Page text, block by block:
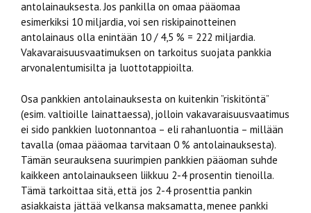
antolainauksesta. Jos pankilla on omaa pääomaa
esimerkiksi 10 miljardia, voi sen riskipainotteinen
antolainaus olla enintään 10 / 4,5 % = 222 miljardia.
Vakavaraisuusvaatimuksen on tarkoitus suojata pankkia
arvonalentumisilta ja luottotappioilta.
Osa pankkien antolainauksesta on kuitenkin ”riskitöntä”
(esim. valtioille lainattaessa), jolloin vakavaraisuusvaatimus
ei sido pankkien luotonnantoa – eli rahanluontia – millään
tavalla (omaa pääomaa tarvitaan 0 % antolainauksesta).
Tämän seurauksena suurimpien pankkien pääoman suhde
kaikkeen antolainaukseen liikkuu 2-4 prosentin tienoilla.
Tämä tarkoittaa sitä, että jos 2-4 prosenttia pankin
asiakkaista jättää velkansa maksamatta, menee pankki